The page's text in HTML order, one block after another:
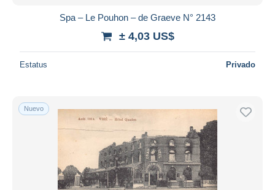
Spa – Le Pouhon – de Graeve N° 2143
± 4,03 US$
Estatus Privado
Nuevo